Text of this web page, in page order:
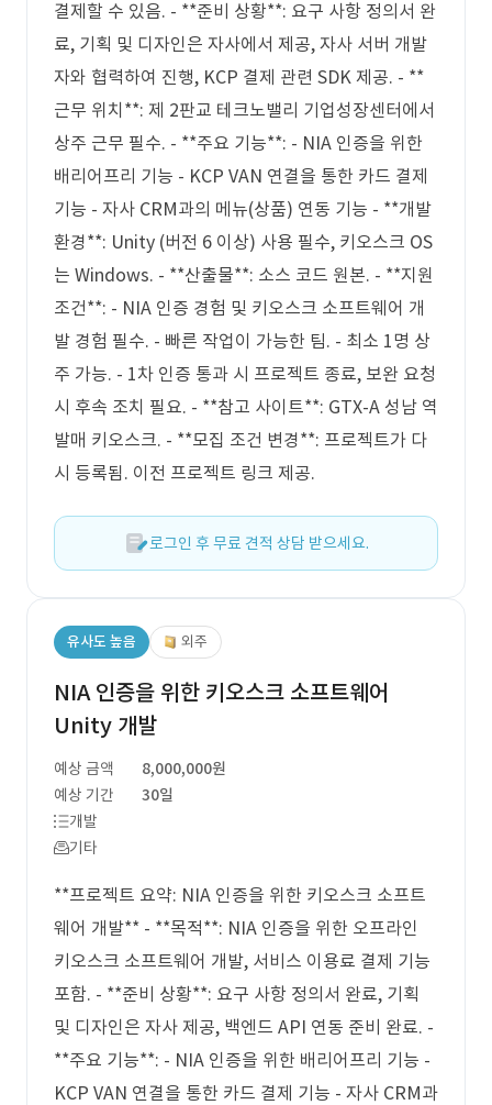
결제할 수 있음. - **준비 상황**: 요구 사항 정의서 완
료, 기획 및 디자인은 자사에서 제공, 자사 서버 개발
자와 협력하여 진행, KCP 결제 관련 SDK 제공. - **
근무 위치**: 제 2판교 테크노밸리 기업성장센터에서
상주 근무 필수. - **주요 기능**: - NIA 인증을 위한
배리어프리 기능 - KCP VAN 연결을 통한 카드 결제
기능 - 자사 CRM과의 메뉴(상품) 연동 기능 - **개발
환경**: Unity (버전 6 이상) 사용 필수, 키오스크 OS
는 Windows. - **산출물**: 소스 코드 원본. - **지원
조건**: - NIA 인증 경험 및 키오스크 소프트웨어 개
발 경험 필수. - 빠른 작업이 가능한 팀. - 최소 1명 상
주 가능. - 1차 인증 통과 시 프로젝트 종료, 보완 요청
시 후속 조치 필요. - **참고 사이트**: GTX-A 성남 역
발매 키오스크. - **모집 조건 변경**: 프로젝트가 다
시 등록됨. 이전 프로젝트 링크 제공.
로그인 후 무료 견적 상담 받으세요.
유사도 높음 외주
NIA 인증을 위한 키오스크 소프트웨어
Unity 개발
예상 금액
8,000,000원
예상 기간
30일
개발
기타
**프로젝트 요약: NIA 인증을 위한 키오스크 소프트
웨어 개발** - **목적**: NIA 인증을 위한 오프라인
키오스크 소프트웨어 개발, 서비스 이용료 결제 기능
포함. - **준비 상황**: 요구 사항 정의서 완료, 기획
및 디자인은 자사 제공, 백엔드 API 연동 준비 완료. -
**주요 기능**: - NIA 인증을 위한 배리어프리 기능 -
KCP VAN 연결을 통한 카드 결제 기능 - 자사 CRM과